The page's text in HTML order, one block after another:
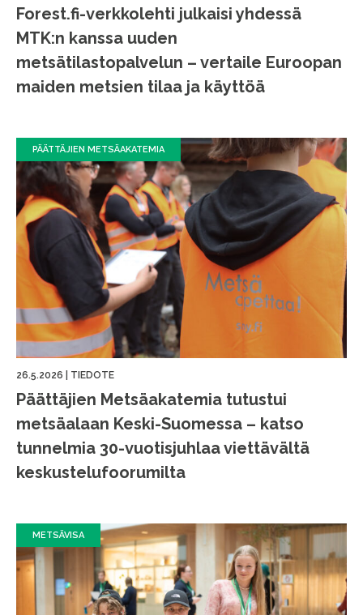
Forest.fi-verkkolehti julkaisi yhdessä
MTK:n kanssa uuden
metsätilastopalvelun – vertaile Euroopan
maiden metsien tilaa ja käyttöä
PÄÄTTÄJIEN METSÄAKATEMIA
26.5.2026 TIEDOTE
Päättäjien Metsäakatemia tutustui
metsäalaan Keski-Suomessa – katso
tunnelmia 30-vuotisjuhlaa viettävältä
keskustelufoorumilta
METSÄVISA